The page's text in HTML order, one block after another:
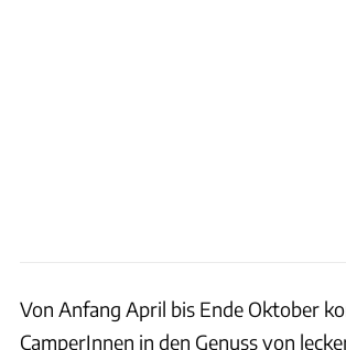
Von Anfang April bis Ende Oktober
CamperInnen in den Genuss von